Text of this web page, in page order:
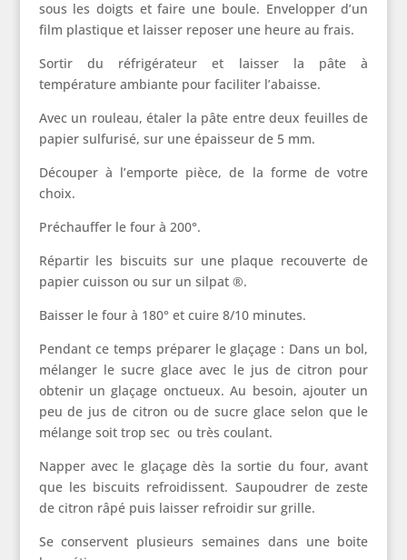
sous les doigts et faire une boule. Envelopper d’un
film plastique et laisser reposer une heure au frais.
Sortir du réfrigérateur et laisser la pâte à
température ambiante pour faciliter l’abaisse.
Avec un rouleau, étaler la pâte entre deux feuilles de
papier sulfurisé, sur une épaisseur de 5 mm.
Découper à l’emporte pièce, de la forme de votre
choix.
Préchauffer le four à 200°.
Répartir les biscuits sur une plaque recouverte de
papier cuisson ou sur un silpat ®.
Baisser le four à 180° et cuire 8/10 minutes.
Pendant ce temps préparer le glaçage : Dans un bol,
mélanger le sucre glace avec le jus de citron pour
obtenir un glaçage onctueux. Au besoin, ajouter un
peu de jus de citron ou de sucre glace selon que le
mélange soit trop sec ou très coulant.
Napper avec le glaçage dès la sortie du four, avant
que les biscuits refroidissent. Saupoudrer de zeste
de citron râpé puis laisser refroidir sur grille.
Se conservent plusieurs semaines dans une boite